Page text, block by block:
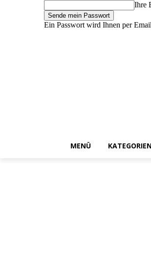
Ihre
Ein Passwort wird Ihnen per
MENÜ KATEGORIEN